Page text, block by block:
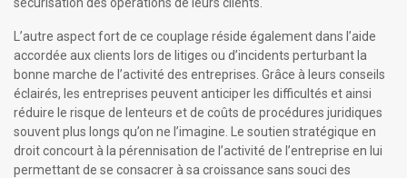
L’autre aspect fort de ce couplage réside également dans l’aide
accordée aux clients lors de litiges ou d’incidents perturbant la
bonne marche de l’activité des entreprises. Grâce à leurs conseils
éclairés, les entreprises peuvent anticiper les difficultés et ainsi
réduire le risque de lenteurs et de coûts de procédures juridiques
souvent plus longs qu’on ne l’imagine. Le soutien stratégique en
droit concourt à la pérennisation de l’activité de l’entreprise en lui
permettant de se consacrer à sa croissance sans souci des